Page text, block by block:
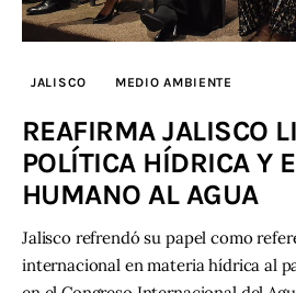
JALISCO MEDIO AMBIENTE
REAFIRMA JALISCO
POLÍTICA HÍDRICA Y
HUMANO AL AGUA
Jalisco refrendó su papel como
internacional en materia hídrica al